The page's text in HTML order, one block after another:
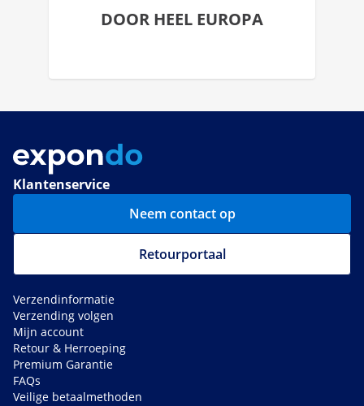
DOOR HEEL EUROPA
Klantenservice
Neem contact op
Retourportaal
Verzendinformatie
Verzending volgen
Mijn account
Retour & Herroeping
Premium Garantie
FAQs
Veilige betaalmethoden